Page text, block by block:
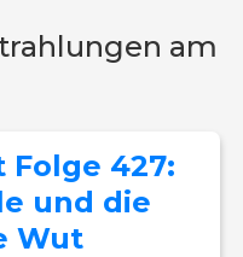
am
Folge 427:
und die
Wut